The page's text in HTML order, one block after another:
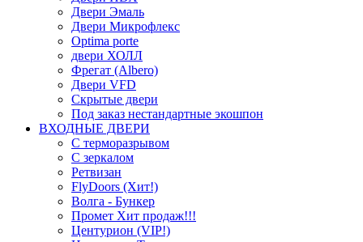
Двери Эмаль
Двери Микрофлекс
Optima porte
двери ХОЛЛ
Фрегат (Albero)
Двери VFD
Скрытые двери
Под заказ нестандартные экошпон
ВХОДНЫЕ ДВЕРИ
С терморазрывом
С зеркалом
Ретвизан
FlyDoors (Хит!)
Волга - Бункер
Промет Хит продаж!!!
Центурион (VIP!)